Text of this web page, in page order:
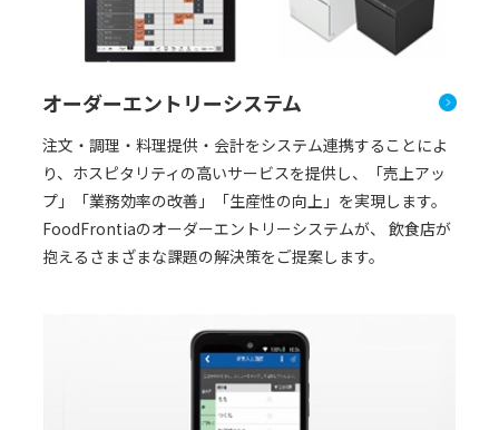
オーダーエントリーシステム
注文・調理・料理提供・会計をシステム連携することによ
り、ホスピタリティの高いサービスを提供し、「売上アッ
プ」「業務効率の改善」「生産性の向上」を実現します。
FoodFrontiaのオーダーエントリーシステムが、 飲食店が
抱えるさまざまな課題の解決策をご提案します。